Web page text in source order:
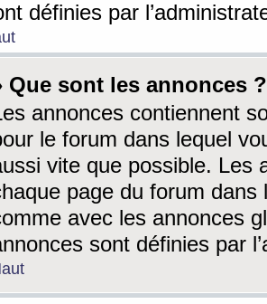
définies par
Que sont les annonces ?
annonces contiennent
le forum dans lequel
vite que possible. Les
page du forum dans
avec les annonces
sont définies par